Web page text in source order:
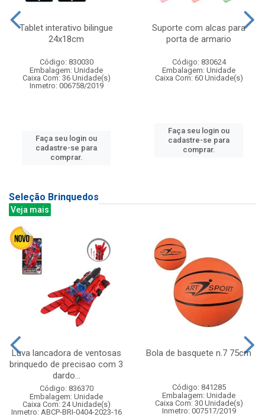
Tablet interativo bilingue
24x18cm
Código: 830030
Embalagem: Unidade
Caixa Com: 36 Unidade(s)
Inmetro: 006758/2019
Faça seu login ou
cadastre-se para
comprar.
Suporte com alcas para
porta de armario
Código: 830624
Embalagem: Unidade
Caixa Com: 60 Unidade(s)
Faça seu login ou
cadastre-se para
comprar.
Seleção Brinquedos
Veja mais
Luva lancadora de ventosas
brinquedo de precisao com 3
dardo...
Código: 836370
Embalagem: Unidade
Caixa Com: 24 Unidade(s)
Inmetro: ABCP-BRI-0404-2023-16
Bola de basquete n.7 75cm
Código: 841285
Embalagem: Unidade
Caixa Com: 30 Unidade(s)
Inmetro: 007517/2019